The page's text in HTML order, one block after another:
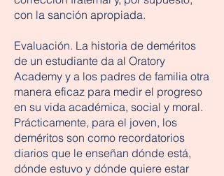
con la sanción apropiada.
Evaluación. La historia de deméritos
de un estudiante da al Oratory
Academy y a los padres de familia otra
manera eficaz para medir el progreso
en su vida académica, social y moral.
Prácticamente, para el joven, los
deméritos son como recordatorios
diarios que le enseñan dónde está,
dónde estuvo y dónde quiere estar